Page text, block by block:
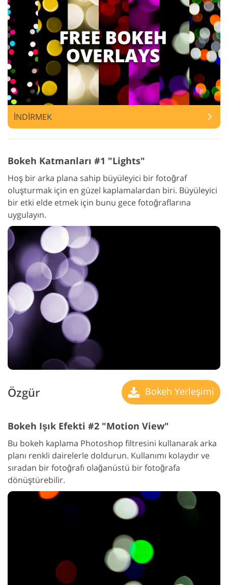
İNDİRMEK
Bokeh Katmanları #1 "Lights"
Hoş bir arka plana sahip büyüleyici bir fotoğraf
oluşturmak için en güzel kaplamalardan biri. Büyüleyici
bir etki elde etmek için bunu gece fotoğraflarına
uygulayın.
Özgür Bokeh Yerleşimi
Bokeh Işık Efekti #2 "Motion View"
Bu bokeh kaplama Photoshop filtresini kullanarak arka
planı renkli dairelerle doldurun. Kullanımı kolaydır ve
sıradan bir fotoğrafı olağanüstü bir fotoğrafa
dönüştürebilir.